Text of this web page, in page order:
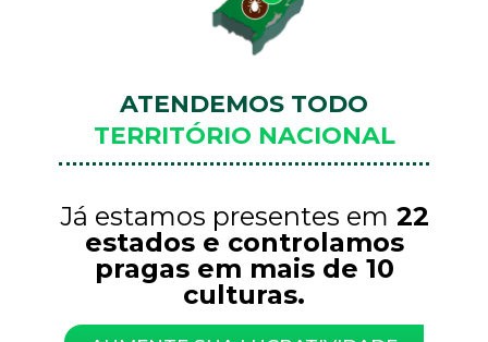
ATENDEMOS TODO
TERRITÓRIO NACIONAL
Já estamos presentes em 22
estados e controlamos
pragas em mais de 10
culturas.